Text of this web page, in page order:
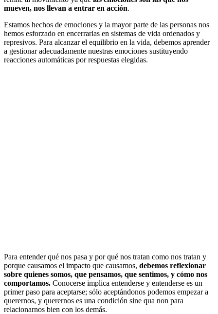
mueven, nos llevan a entrar en acción.
Estamos hechos de emociones y la mayor parte de las personas nos
hemos esforzado en encerrarlas en sistemas de vida ordenados y
represivos. Para alcanzar el equilibrio en la vida, debemos aprender
a gestionar adecuadamente nuestras emociones sustituyendo
reacciones automáticas por respuestas elegidas.
Para entender qué nos pasa y por qué nos tratan como nos tratan y
porque causamos el impacto que causamos, debemos reflexionar
sobre quienes somos, que pensamos, que sentimos, y cómo nos
comportamos. Conocerse implica entenderse y entenderse es un
primer paso para aceptarse; sólo aceptándonos podemos empezar a
querernos, y querernos es una condición sine qua non para
relacionarnos bien con los demás.